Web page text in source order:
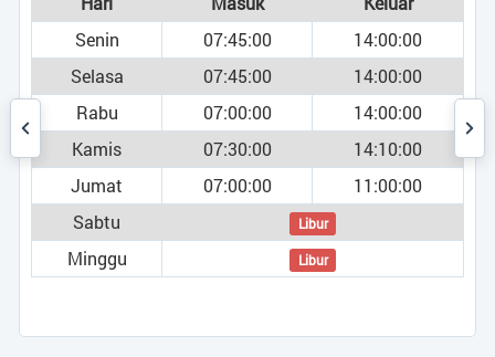
Senin
07:45:00
14:00:00
Selasa
07:45:00
14:00:00
Rabu
07:00:00
14:00:00
Kamis
07:30:00
14:10:00
Jumat
07:00:00
11:00:00
Sabtu
Libur
Minggu Libur
)